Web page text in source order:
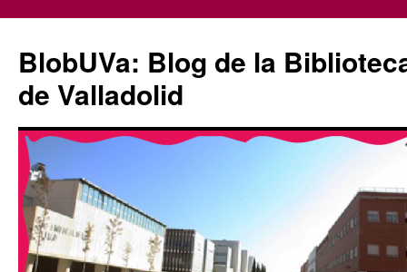
contenido
BlobUVa: Blog de la
de Valladolid